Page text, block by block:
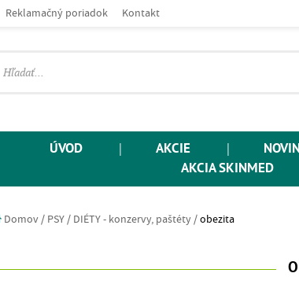
Reklamačný poriadok Kontakt
ÚVOD AKCIE
AKCIA SKINMED
Domov/ PSY / DIÉTY - konzervy, paštéty /obezita